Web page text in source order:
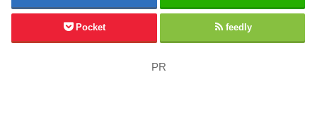
Pocket feedly
PR